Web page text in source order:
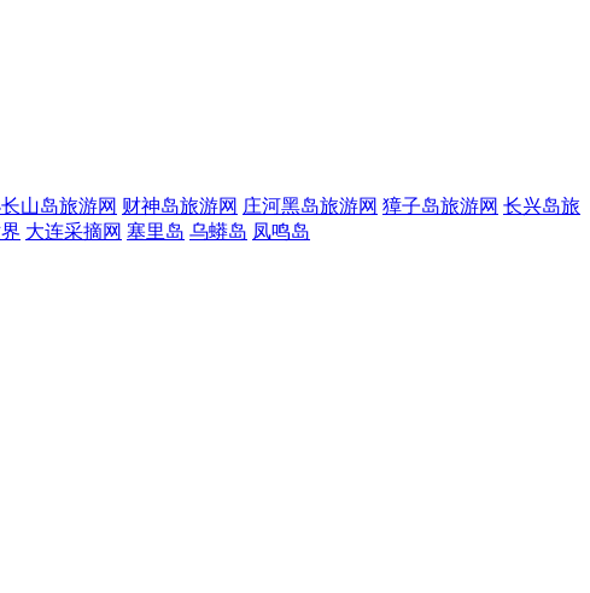
山岛旅游网 财神岛旅游网 庄河黑岛旅游网 獐子岛旅游网 长兴岛旅
大连采摘网 塞里岛 乌蟒岛 凤鸣岛